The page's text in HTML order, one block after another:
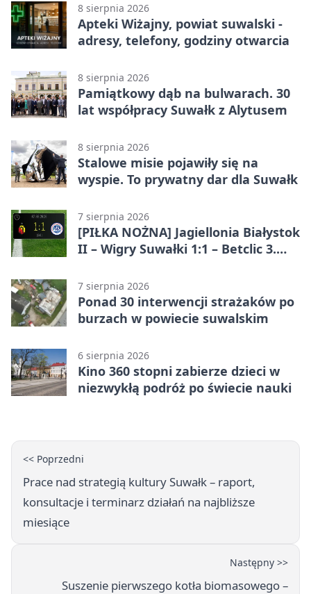
8 sierpnia 2026
Apteki Wiżajny, powiat suwalski -
adresy, telefony, godziny otwarcia
8 sierpnia 2026
Pamiątkowy dąb na bulwarach. 30
lat współpracy Suwałk z Alytusem
8 sierpnia 2026
Stalowe misie pojawiły się na
wyspie. To prywatny dar dla Suwałk
7 sierpnia 2026
[PIŁKA NOŻNA] Jagiellonia Białystok
II – Wigry Suwałki 1:1 – Betclic 3.
7 sierpnia 2026
Ponad 30 interwencji strażaków po
burzach w powiecie suwalskim
6 sierpnia 2026
Kino 360 stopni zabierze dzieci w
niezwykłą podróż po świecie nauki
<< Poprzedni
Prace nad strategią kultury Suwałk – raport,
konsultacje i terminarz działań na najbliższe
miesiące
Następny >>
Suszenie pierwszego kotła biomasowego –